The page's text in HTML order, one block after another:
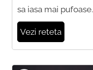
sa iasa mai pufoase.
Vezi reteta